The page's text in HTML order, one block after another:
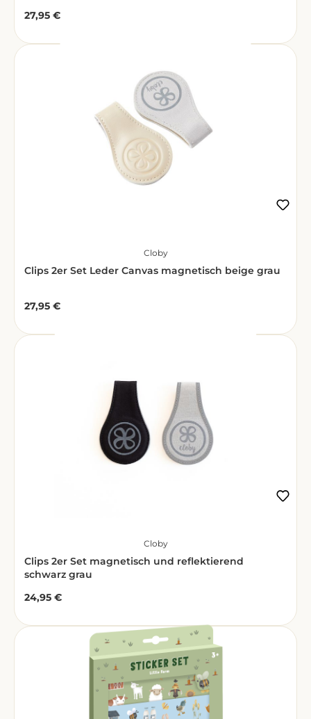
Regulärer Preis:
27,95 €
Cloby
Clips 2er Set Leder Canvas magnetisch beige grau
Regulärer Preis:
27,95 €
Cloby
Clips 2er Set magnetisch und reflektierend
schwarz grau
Regulärer Preis:
24,95 €